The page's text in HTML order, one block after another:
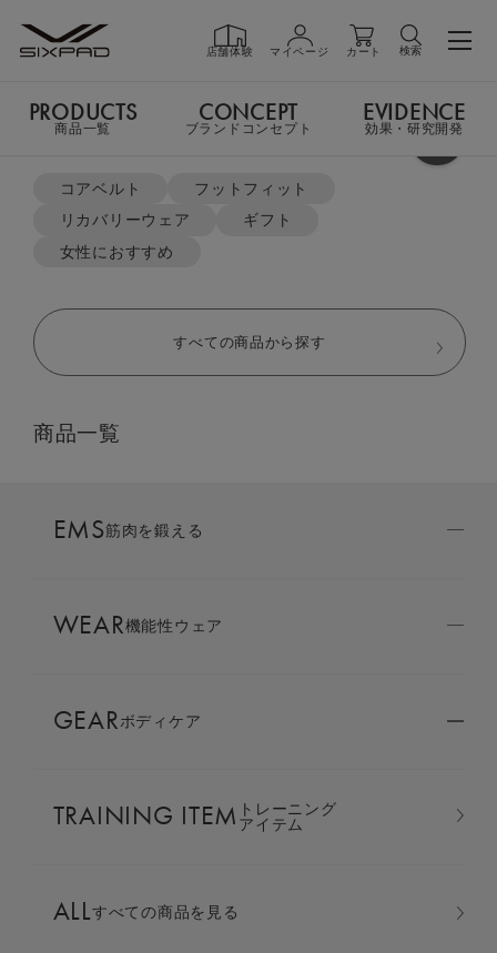
店舗体験 マイページ カート 検索
PRODUCTS商品一覧
GIFT ギフト
LIVE SHOPPING
AMBASSADOR
SIXPAD APP
COLUMN
LARGE ORDER ⼤⼝注⽂窓⼝
MULTI EMS
よく検索されているキーワード
コアベルト
フットフィット
リカバリーウェア
ギフト
女性におすすめ
すべての商品から探す
商品一覧
EMS筋肉を鍛える
WEAR機能性ウェア
GEARボディケア
TRAINING ITEM トレーニング
アイテム
ALLすべての商品を見る
PRODUCTS
商品一覧
CONCEPT
ブランドコンセプト
EVIDENCE
効果・研究開発